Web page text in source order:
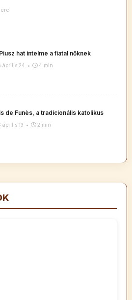
hat intelme a fiatal nőknek
április 24 • 4 min
de Funès, a tradicionális katolikus
április 13 • 2 min